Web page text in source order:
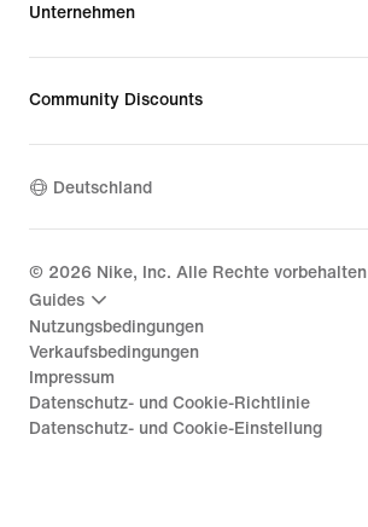
Unternehmen
Community Discounts
Deutschland
© 2026 Nike, Inc. Alle Rechte vorbehalten
Guides
Nutzungsbedingungen
Verkaufsbedingungen
Impressum
Datenschutz- und Cookie-Richtlinie
Datenschutz- und Cookie-Einstellung